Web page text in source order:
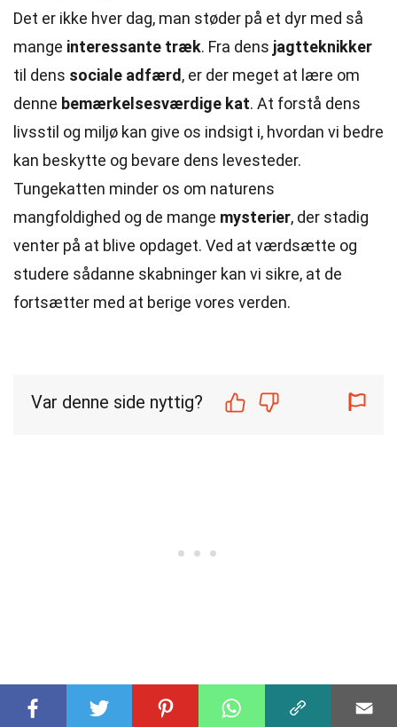
Det er ikke hver dag, man støder på et dyr med så
mange interessante træk. Fra dens jagtteknikker
til dens sociale adfærd , er der meget at lære om
denne bemærkelsesværdige kat. At forstå dens
livsstil og miljø kan give os indsigt i, hvordan vi bedre
kan beskytte og bevare dens levesteder.
Tungekatten minder os om naturens
mangfoldighed og de mange mysterier, der stadig
venter på at blive opdaget. Ved at værdsætte og
studere sådanne skabninger kan vi sikre, at de
fortsætter med at berige vores verden.
Var denne side nyttig?
Vores forpligtelse til